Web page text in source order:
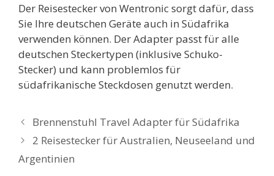
Der Reisestecker von Wentronic sorgt dafür, dass
Sie Ihre deutschen Geräte auch in Südafrika
verwenden können. Der Adapter passt für alle
deutschen Steckertypen (inklusive Schuko-
Stecker) und kann problemlos für
südafrikanische Steckdosen genutzt werden.
Brennenstuhl Travel Adapter für Südafrika
2 Reisestecker für Australien, Neuseeland und
Argentinien